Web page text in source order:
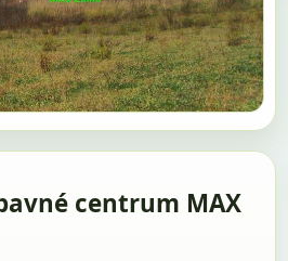
centrum MAX